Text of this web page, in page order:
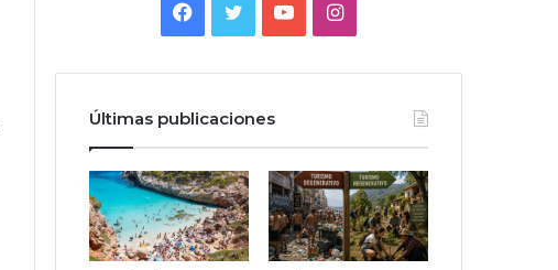
Facebook
TwitterYouTubeInstagram
Últimas publicaciones